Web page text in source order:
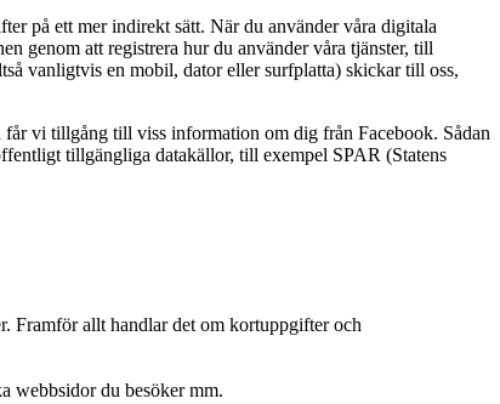
på ett mer indirekt sätt. När du använder våra digitala
genom att registrera hur du använder våra tjänster, till
vanligtvis en mobil, dator eller surfplatta) skickar till oss,
vi tillgång till viss information om dig från Facebook. Sådan
tillgängliga datakällor, till exempel SPAR (Statens
Framför allt handlar det om kortuppgifter och
webbsidor du besöker mm.